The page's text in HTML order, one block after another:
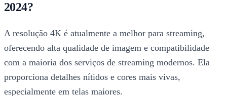
2024?
A resolução 4K é atualmente a melhor para streaming,
oferecendo alta qualidade de imagem e compatibilidade
com a maioria dos serviços de streaming modernos. Ela
proporciona detalhes nítidos e cores mais vivas,
especialmente em telas maiores.